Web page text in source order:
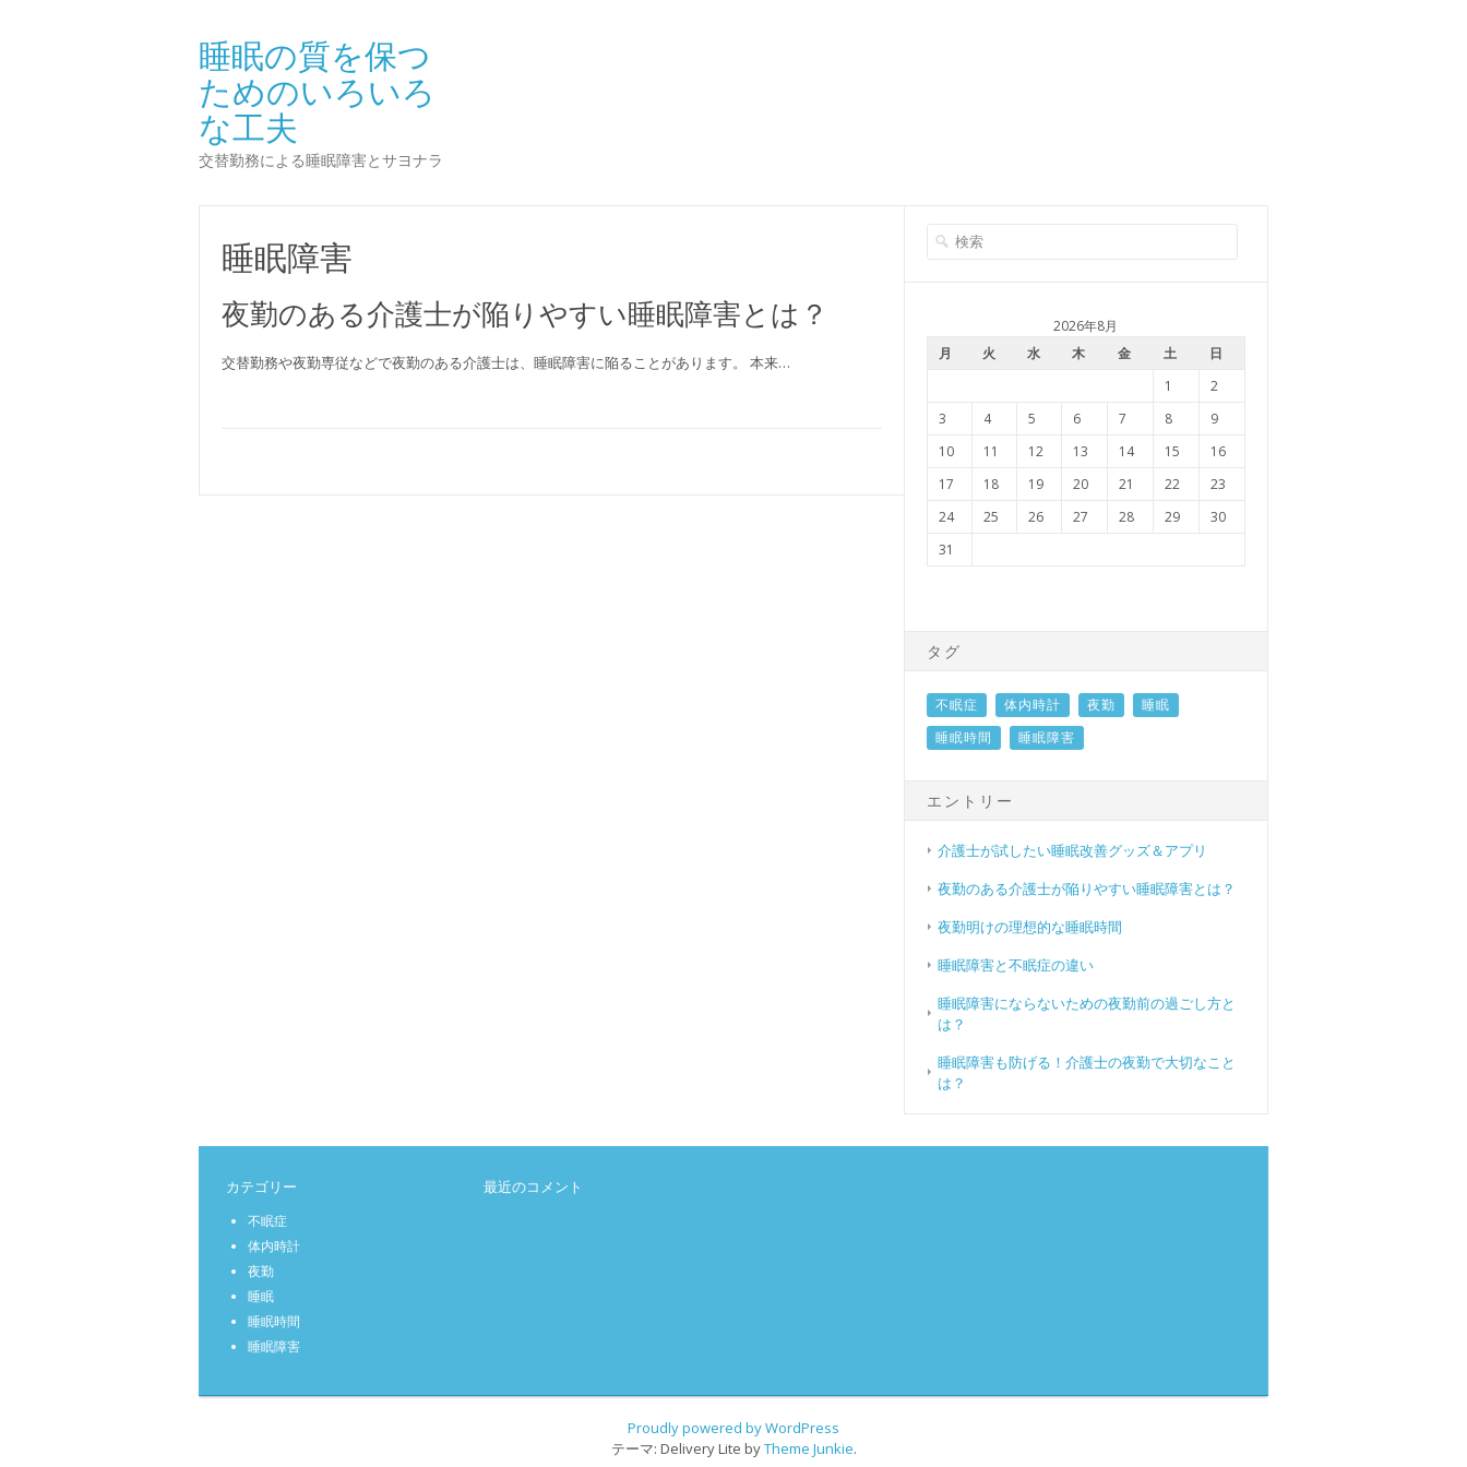
睡眠の質を保つ
ためのいろいろ
な工夫
交替勤務による睡眠障害とサヨナラ
睡眠障害
夜勤のある介護士が陥りやすい睡眠障害とは？
交替勤務や夜勤専従などで夜勤のある介護士は、睡眠障害に陥ることがあります。 本来…
2026年8月
月
火 水 木 金 土
日
1
2
3
4 5 6 7 8
9
10
11 12 13 14 15
16
17
18 19 20 21 22
23
24
25 26 27 28 29
30
31
タグ
不眠症 体内時計 夜勤
睡眠
睡眠時間
睡眠障害
エントリー
介護士が試したい睡眠改善グッズ＆アプリ
夜勤のある介護士が陥りやすい睡眠障害とは？
夜勤明けの理想的な睡眠時間
睡眠障害と不眠症の違い
睡眠障害にならないための夜勤前の過ごし方と
は？
睡眠障害も防げる！介護士の夜勤で大切なこと
は？
カテゴリー
不眠症
体内時計
夜勤
睡眠
睡眠時間
睡眠障害
最近のコメント
Proudly powered by WordPress
テーマ: Delivery Lite byTheme Junkie.